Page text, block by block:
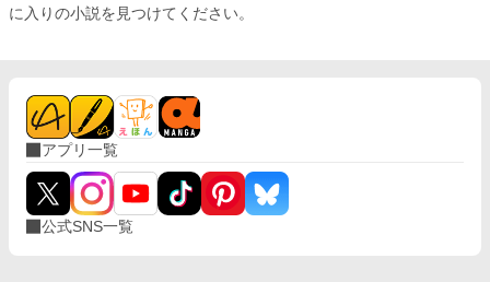
に入りの小説を見つけてください。
アプリ一覧
公式SNS一覧